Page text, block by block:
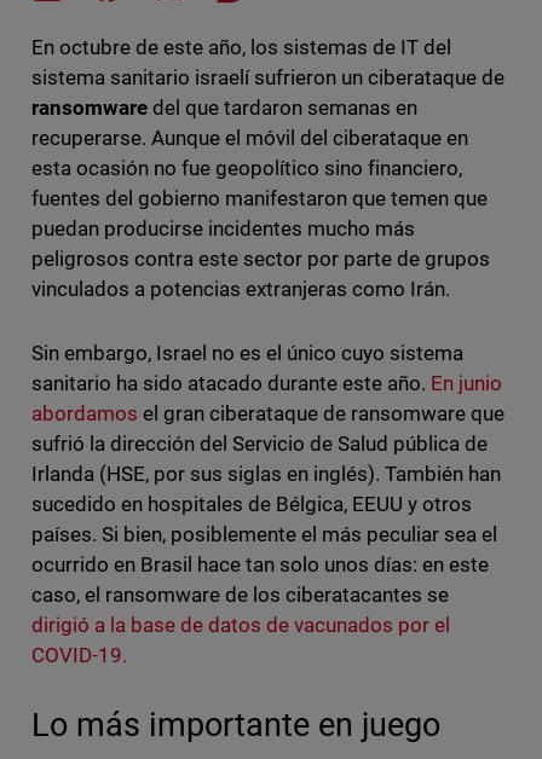
En octubre de este año, los sistemas de IT del
sistema sanitario israelí sufrieron un ciberataque de
ransomwaredel que tardaron semanas en
recuperarse. Aunque el móvil del ciberataque en
esta ocasión no fue geopolítico sino financiero,
fuentes del gobierno manifestaron que temen que
puedan producirse incidentes mucho más
peligrosos contra este sector por parte de grupos
vinculados a potencias extranjeras como Irán.
Sin embargo, Israel no es el único cuyo sistema
sanitario ha sido atacado durante este año. En junio
abordamos el gran ciberataque de ransomware que
sufrió la dirección del Servicio de Salud pública de
Irlanda (HSE, por sus siglas en inglés). También han
sucedido en hospitales de Bélgica, EEUU y otros
países. Si bien, posiblemente el más peculiar sea el
ocurrido en Brasil hace tan solo unos días: en este
caso, el ransomware de los ciberatacantes se
dirigió a la base de datos de vacunados por el
COVID-19.
Lo más importante en juego